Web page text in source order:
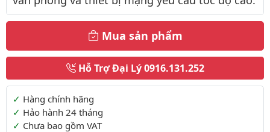
Mua sản phẩm
Hỗ Trợ Đại Lý0916.131.252
Thông tin thêm
Hàng chính hãng
Hảo hành 24 tháng
Chưa bao gồm VAT